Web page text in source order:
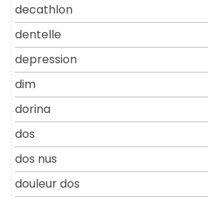
decathlon
dentelle
depression
dim
dorina
dos
dos nus
douleur dos